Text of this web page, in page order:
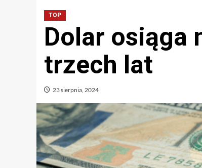
TOP
Dolar osiąga
trzech lat
23 sierpnia, 2024